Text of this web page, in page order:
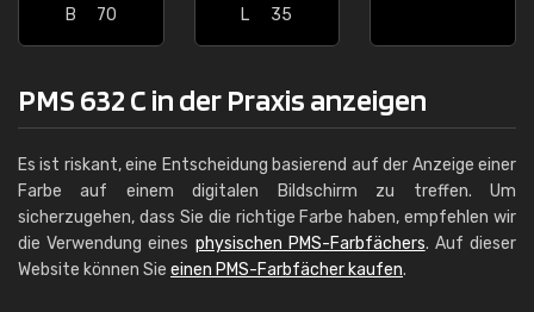
B
70
L
35
PMS 632 C in der Praxis anzeigen
Es ist riskant, eine Entscheidung basierend auf der Anzeige einer
Farbe auf einem digitalen Bildschirm zu treffen. Um
sicherzugehen, dass Sie die richtige Farbe haben, empfehlen wir
die Verwendung eines physischen PMS-Farbfächers. Auf dieser
Website können Sie einen PMS-Farbfächer kaufen.